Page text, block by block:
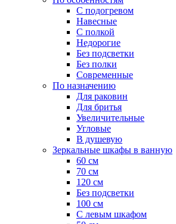
С подогревом
Навесные
С полкой
Недорогие
Без подсветки
Без полки
Современные
По назначению
Для раковин
Для бритья
Увеличительные
Угловые
В душевую
Зеркальные шкафы в ванную
60 см
70 см
120 см
Без подсветки
100 см
С левым шкафом